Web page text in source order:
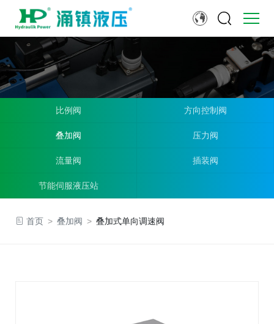
比例阀 方向控制阀
叠加阀 压力阀
流量阀 插装阀
节能伺服液压站
首页 > 叠加阀 > 叠加式单向调速阀